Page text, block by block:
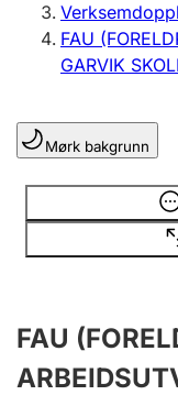
Registrere,
Lag og foreining
Registrere,
Fleire
Årsrekneskap
Innsending og
FAU
GARVIK
Mørk bakgrunn
Opplysninger er
FAU